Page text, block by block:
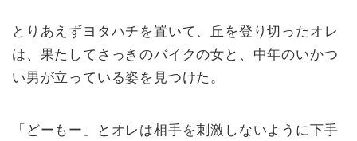
とりあえずヨタハチを置いて、丘を登り切ったオレ
は、果たしてさっきのバイクの女と、中年のいかつ
い男が立っている姿を見つけた。
「どーもー」とオレは相手を刺激しないように下手